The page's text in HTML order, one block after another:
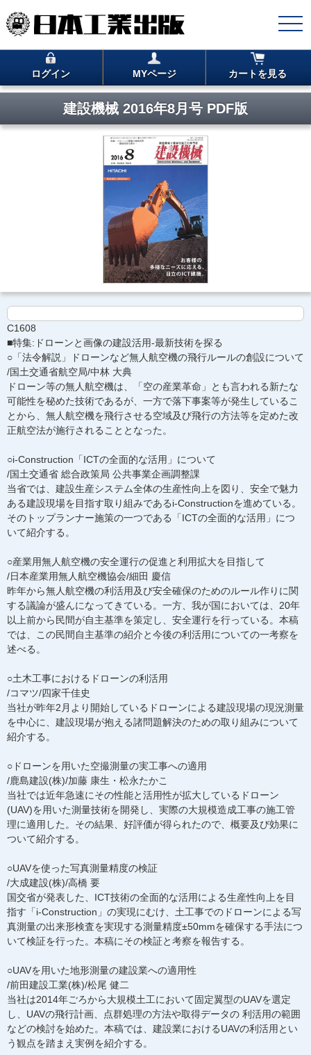
ログイン MYページ カートを見る
建設機械 2016年8月号 PDF版
C1608
■特集:ドローンと画像の建設活用-最新技術を探る
○「法令解説」ドローンなど無人航空機の飛行ルールの創設について
/国土交通省航空局/中林 大典
ドローン等の無人航空機は、「空の産業革命」とも言われる新たな
可能性を秘めた技術であるが、一方で落下事案等が発生しているこ
とから、無人航空機を飛行させる空域及び飛行の方法等を定めた改
正航空法が施行されることとなった。
○i-Construction「ICTの全面的な活用」について
/国土交通省 総合政策局 公共事業企画調整課
当省では、建設生産システム全体の生産性向上を図り、安全で魅力
ある建設現場を目指す取り組みであるi-Constructionを進めている。
そのトップランナー施策の一つである「ICTの全面的な活用」につ
いて紹介する。
○産業用無人航空機の安全運行の促進と利用拡大を目指して
/日本産業用無人航空機協会/細田 慶信
昨年から無人航空機の利活用及び安全確保のためのルール作りに関
する議論が盛んになってきている。一方、我が国においては、20年
以上前から民間が自主基準を策定し、安全運行を行っている。本稿
では、この民間自主基準の紹介と今後の利活用についての一考察を
述べる。
○土木工事におけるドローンの利活用
/コマツ/四家千佳史
当社が昨年2月より開始しているドローンによる建設現場の現況測量
を中心に、建設現場が抱える諸問題解決のための取り組みについて
紹介する。
○ドローンを用いた空撮測量の実工事への適用
/鹿島建設(株)/加藤 康生・松永たかこ
当社では近年急速にその性能と活用性が拡大しているドローン
(UAV)を用いた測量技術を開発し、実際の大規模造成工事の施工管
理に適用した。その結果、好評価が得られたので、概要及び効果に
ついて紹介する。
○UAVを使った写真測量精度の検証
/大成建設(株)/高橋 要
国交省が発表した、ICT技術の全面的な活用による生産性向上を目
指す「i-Construction」の実現にむけ、土工事でのドローンによる写
真測量の出来形検査を実現する測量精度±50mmを確保する手法につ
いて検証を行った。本稿にその検証と考察を報告する。
○UAVを用いた地形測量の建設業への適用性
/前田建設工業(株)/松尾 健二
当社は2014年ごろから大規模土工において固定翼型のUAVを選定
し、UAVの飛行計画、点群処理の方法や取得データの 利活用の範囲
などの検討を始めた。本稿では、建設業におけるUAVの利活用とい
う観点を踏まえ実例を紹介する。